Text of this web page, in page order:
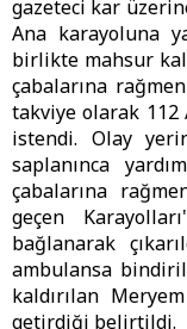
gazeteci kar
Ana karayoluna
birlikte mahsur
çabalarına
takviye olarak 112
istendi. Olay
saplanınca
çabalarına
geçen
bağlanarak
ambulansa
kaldırılan
getirdiği belirtildi.